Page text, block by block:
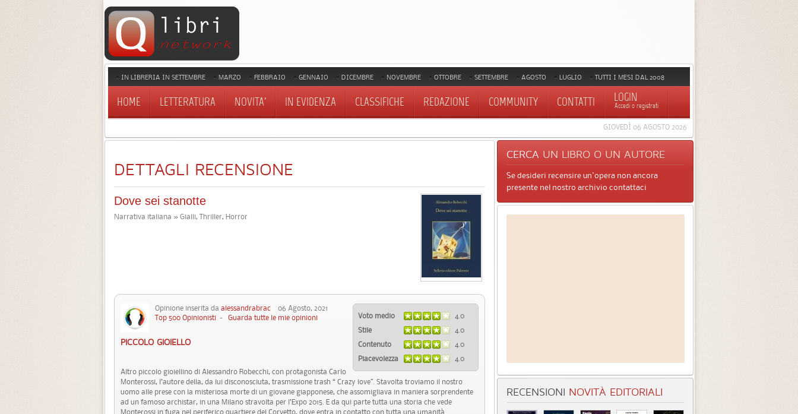
IN LIBRERIA IN SETTEMBRE MARZO FEBBRAIO GENNAIO DICEMBRE NOVEMBRE OTTOBRE SETTEMBRE AGOSTO LUGLIO TUTTI I MESI DAL 2008
HOME LETTERATURA NOVITA' IN EVIDENZA CLASSIFICHE REDAZIONE COMMUNITY CONTATTI LOGIN
Accedi o registrati
GIOVEDÌ 06 AGOSTO 2026
DETTAGLI RECENSIONE
Dove sei stanotte
Narrativa italiana » Gialli, Thriller, Horror
Voto medio
4.0
Stile
4.0
Contenuto
4.0
Piacevolezza
4.0
Opinione inserita da alessandrabrac 06 Agosto, 2021
Top 500 Opinionisti - Guarda tutte le mie opinioni
PICCOLO GIOIELLO
Altro piccolo gioiellino di Alessandro Robecchi, con protagonista Carlo
Monterossi, l’autore della, da lui disconosciuta, trasmissione trash “ Crazy love”. Stavolta troviamo il nostro
uomo alle prese con la misteriosa morte di un giovane giapponese, che assomigliava in maniera sorprendente
ad un famoso archistar, in una Milano stravolta per l’Expo 2015. E da qui parte tutta una storia che vede
Monterossi in fuga nel periferico quartiere del Corvetto, dove entra in contatto con tutta una umanità
CERCA UN LIBRO O UN AUTORE
Se desideri recensire un'opera non ancora
presente nel nostro archivio contattaci
RECENSIONI NOVITÀ EDITORIALI